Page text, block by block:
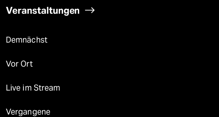
Veranstaltungen
Demnächst
Vor Ort
Live im Stream
Vergangene